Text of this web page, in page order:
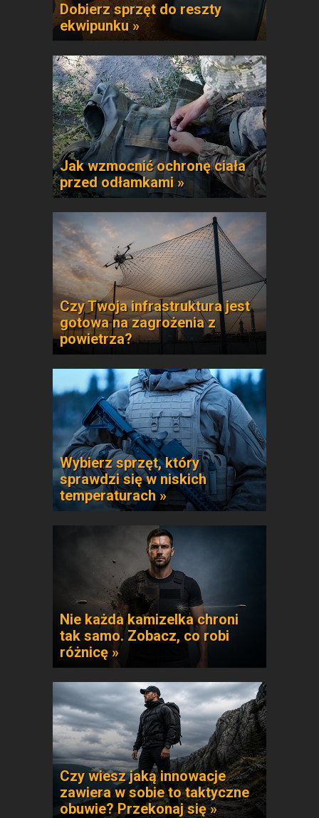
Dobierz sprzęt do reszty
ekwipunku »
Jak wzmocnić ochronę ciała
przed odłamkami »
Czy Twoja infrastruktura jest
gotowa na zagrożenia z
powietrza?
Wybierz sprzęt, który
sprawdzi się w niskich
temperaturach »
Nie każda kamizelka chroni
tak samo. Zobacz, co robi
różnicę »
Czy wiesz jaką innowacje
zawiera w sobie to taktyczne
obuwie? Przekonaj się »